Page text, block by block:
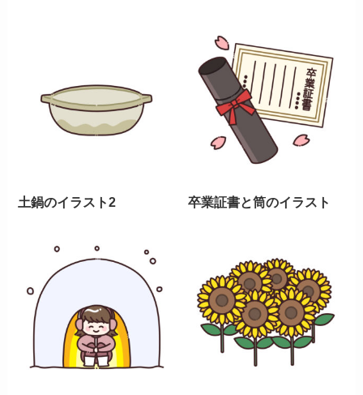
土鍋のイラスト2 卒業証書と筒のイラスト